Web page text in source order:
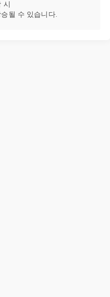
될 수 있습니다.